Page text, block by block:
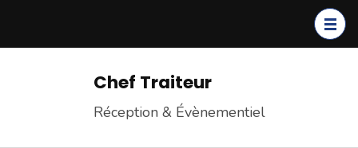
Chef Traiteur
Réception & Évènementiel